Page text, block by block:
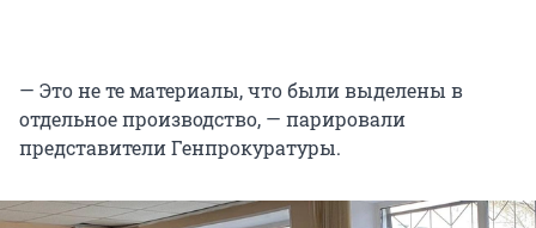
— Это не те материалы, что были выделены в
отдельное производство, — парировали
представители Генпрокуратуры.